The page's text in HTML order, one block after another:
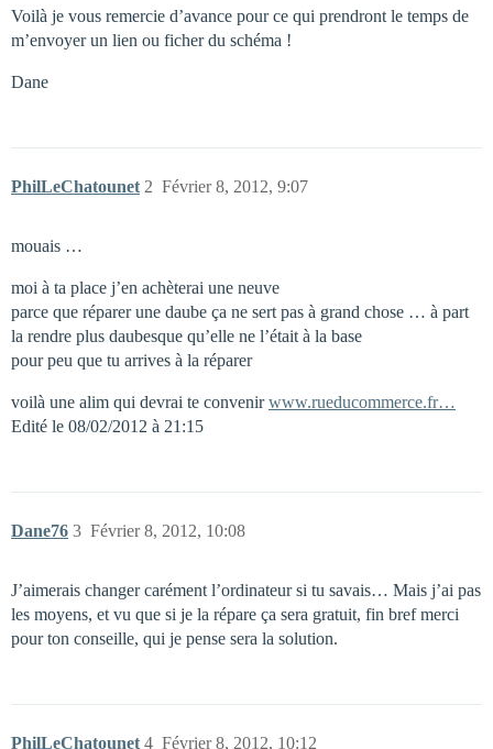
Voilà je vous remercie d’avance pour ce qui prendront le temps de
m’envoyer un lien ou ficher du schéma !
Dane
PhilLeChatounet Février 8, 2012, 9:07
2
mouais …
moi à ta place j’en achèterai une neuve
parce que réparer une daube ça ne sert pas à grand chose … à part
la rendre plus daubesque qu’elle ne l’était à la base
pour peu que tu arrives à la réparer
voilà une alim qui devrai te convenirwww.rueducommerce.fr…
Edité le 08/02/2012 à 21:15
Dane76 Février 8, 2012, 10:08
3
J’aimerais changer carément l’ordinateur si tu savais… Mais j’ai pas
les moyens, et vu que si je la répare ça sera gratuit, fin bref merci
pour ton conseille, qui je pense sera la solution.
PhilLeChatounet Février 8, 2012, 10:12
4